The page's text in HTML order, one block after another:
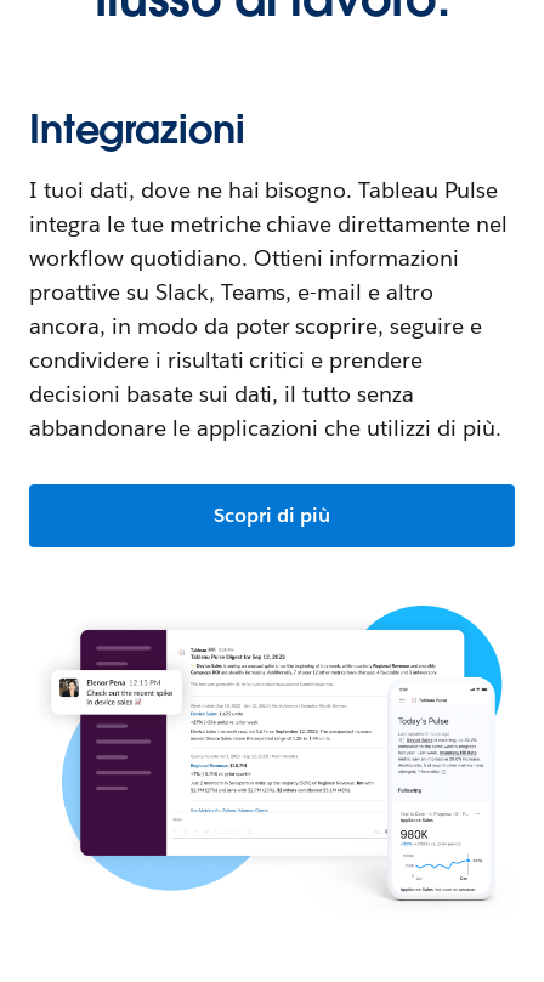
Integrazioni
I tuoi dati, dove ne hai bisogno. Tableau Pulse
integra le tue metriche chiave direttamente nel
workflow quotidiano. Ottieni informazioni
proattive su Slack, Teams, e-mail e altro
ancora, in modo da poter scoprire, seguire e
condividere i risultati critici e prendere
decisioni basate sui dati, il tutto senza
abbandonare le applicazioni che utilizzi di più.
Scopri di più